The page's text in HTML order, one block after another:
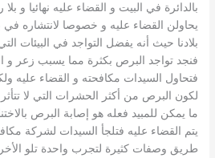
بالدائرة في البيت و القضاء عليه نهائيا و
يحاولن القضاء عليه و خصوصا لانتشاره في
بلادنا حيث أنه يفضل التواجد في البيئات
فنجد تواجد البرص بكثرة مما يسبب زعر و
فتحاول السيدات مكافحته و القضاء عليه
لكون البرص من أكثر الحشرات التي لا
ما يمكن للمبيد فعله هو إصابة البرص
يتم القضاء عليه فتلجأ السيدات لشركة
طريق وصفات كثيرة لتجرب واحدة تلو